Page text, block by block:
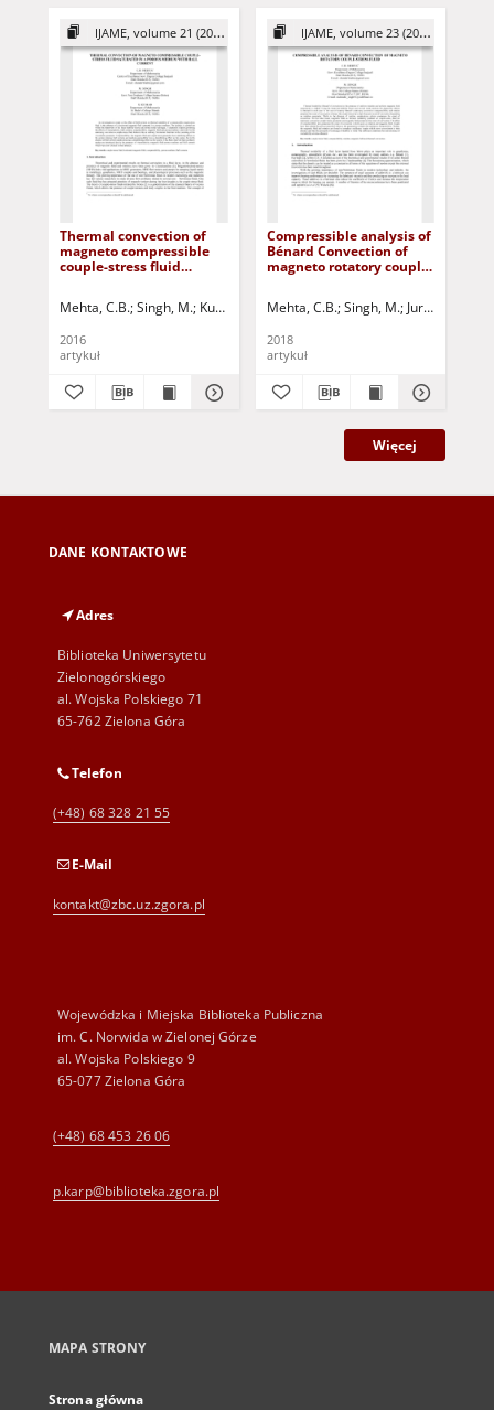
IJAME, volume 21 (2016)
Thermal convection of
magneto compressible
couple-stress fluid
current
Mehta, C.B. Singh, M. Kumar, S. Jurczak, Paweł - red.
2016
artykuł
IJAME, volume 23 (2018)
Compressible analysis of
Bénard Convection of
magneto rotatory couple-
Mehta, C.B. Singh, M. Jurczak,
2018
artykuł
Więcej
DANE KONTAKTOWE
Adres
Biblioteka Uniwersytetu
Zielonogórskiego
al. Wojska Polskiego 71
65-762 Zielona Góra
Telefon
(+48) 68 328 21 55
E-Mail
kontakt@zbc.uz.zgora.pl
Wojewódzka i Miejska Biblioteka Publiczna
im. C. Norwida w Zielonej Górze
al. Wojska Polskiego 9
65-077 Zielona Góra
(+48) 68 453 26 06
p.karp@biblioteka.zgora.pl
MAPA STRONY
Strona główna